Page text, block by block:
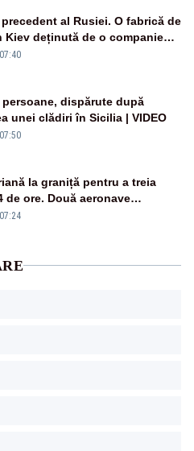
al Rusiei. O fabrică de
Kiev deținută de o companie
distrusă de o rachetă
persoane, dispărute după
unei clădiri în Sicilia | VIDEO
la graniță pentru a treia
de ore. Două aeronave
britanice au fost ridicate de la